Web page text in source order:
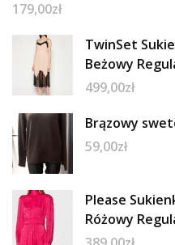
179,00zł
TwinSet
Beżowy
499,00zł
Brązowy
59,00zł
Please
Różowy